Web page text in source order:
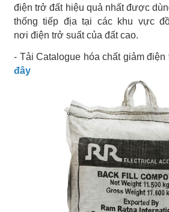
điện trở đất hiệu quả nhất được
thống tiếp địa tại các khu vực
nơi điện trở suất của đất cao.
- Tải Catalogue hóa chất giảm điện
đây